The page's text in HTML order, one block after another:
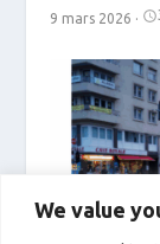
We value
9 mars 2026 ·